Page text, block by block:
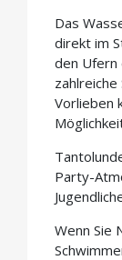
Das
direkt im
den Ufern
zahlreiche
Vorlieben
Party-
Wenn Sie